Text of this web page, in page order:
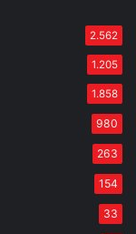
2.562
1.205
1.858
980
263
154
33